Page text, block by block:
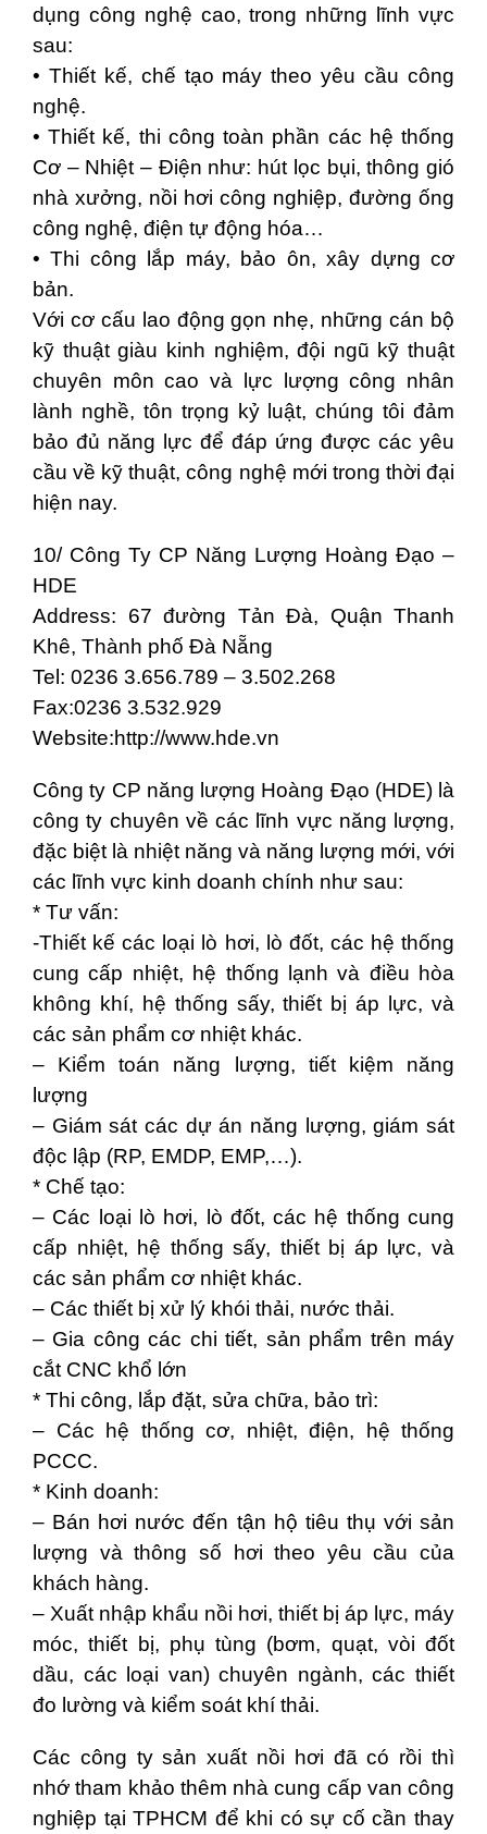
dụng công nghệ cao, trong những lĩnh vực
sau:
• Thiết kế, chế tạo máy theo yêu cầu công
nghệ.
• Thiết kế, thi công toàn phần các hệ thống
Cơ – Nhiệt – Điện như: hút lọc bụi, thông gió
nhà xưởng, nồi hơi công nghiệp, đường ống
công nghệ, điện tự động hóa…
• Thi công lắp máy, bảo ôn, xây dựng cơ
bản.
Với cơ cấu lao động gọn nhẹ, những cán bộ
kỹ thuật giàu kinh nghiệm, đội ngũ kỹ thuật
chuyên môn cao và lực lượng công nhân
lành nghề, tôn trọng kỷ luật, chúng tôi đảm
bảo đủ năng lực để đáp ứng được các yêu
cầu về kỹ thuật, công nghệ mới trong thời đại
hiện nay.
10/ Công Ty CP Năng Lượng Hoàng Đạo –
HDE
Address: 67 đường Tản Đà, Quận Thanh
Khê, Thành phố Đà Nẵng
Tel: 0236 3.656.789 – 3.502.268
Fax:0236 3.532.929
Website:http://www.hde.vn
Công ty CP năng lượng Hoàng Đạo (HDE) là
công ty chuyên về các lĩnh vực năng lượng,
đặc biệt là nhiệt năng và năng lượng mới, với
các lĩnh vực kinh doanh chính như sau:
* Tư vấn:
-Thiết kế các loại lò hơi, lò đốt, các hệ thống
cung cấp nhiệt, hệ thống lạnh và điều hòa
không khí, hệ thống sấy, thiết bị áp lực, và
các sản phẩm cơ nhiệt khác.
– Kiểm toán năng lượng, tiết kiệm năng
lượng
– Giám sát các dự án năng lượng, giám sát
độc lập (RP, EMDP, EMP,…).
* Chế tạo:
– Các loại lò hơi, lò đốt, các hệ thống cung
cấp nhiệt, hệ thống sấy, thiết bị áp lực, và
các sản phẩm cơ nhiệt khác.
– Các thiết bị xử lý khói thải, nước thải.
– Gia công các chi tiết, sản phẩm trên máy
cắt CNC khổ lớn
* Thi công, lắp đặt, sửa chữa, bảo trì:
– Các hệ thống cơ, nhiệt, điện, hệ thống
PCCC.
* Kinh doanh:
– Bán hơi nước đến tận hộ tiêu thụ với sản
lượng và thông số hơi theo yêu cầu của
khách hàng.
– Xuất nhập khẩu nồi hơi, thiết bị áp lực, máy
móc, thiết bị, phụ tùng (bơm, quạt, vòi đốt
dầu, các loại van) chuyên ngành, các thiết
đo lường và kiểm soát khí thải.
Các công ty sản xuất nồi hơi đã có rồi thì
nhớ tham khảo thêm nhà cung cấp van công
nghiệp tại TPHCM để khi có sự cố cần thay